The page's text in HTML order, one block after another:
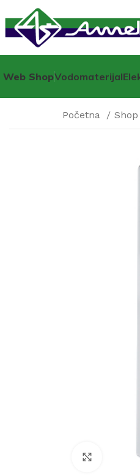
Web ShopVodomaterijal
Početna Shop
Click